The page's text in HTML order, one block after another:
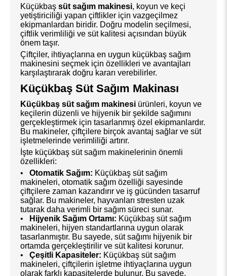
Küçükbaş süt sağım makinesi, koyun ve keçi
yetiştiriciliği yapan çiftlikler için vazgeçilmez
ekipmanlardan biridir. Doğru modelin seçilmesi,
çiftlik verimliliği ve süt kalitesi açısından büyük
önem taşır.
Çiftçiler, ihtiyaçlarına en uygun küçükbaş sağım
makinesini seçmek için özellikleri ve avantajları
karşılaştırarak doğru kararı verebilirler.
Küçükbaş Süt Sağım Makinası
Küçükbaş süt sağım makinesi ürünleri, koyun ve
keçilerin düzenli ve hijyenik bir şekilde sağımını
gerçekleştirmek için tasarlanmış özel ekipmanlardır.
Bu makineler, çiftçilere birçok avantaj sağlar ve süt
işletmelerinde verimliliği artırır.
İşte küçükbaş süt sağım makinelerinin önemli
özellikleri:
• Otomatik Sağım: Küçükbaş süt sağım
makineleri, otomatik sağım özelliği sayesinde
çiftçilere zaman kazandırır ve iş gücünden tasarruf
sağlar. Bu makineler, hayvanları stresten uzak
tutarak daha verimli bir sağım süreci sunar.
•
Hijyenik Sağım Ortamı: Küçükbaş süt sağım
makineleri, hijyen standartlarına uygun olarak
tasarlanmıştır. Bu sayede, süt sağımı hijyenik bir
ortamda gerçekleştirilir ve süt kalitesi korunur.
• Çeşitli Kapasiteler: Küçükbaş süt sağım
makineleri, çiftçilerin işletme ihtiyaçlarına uygun
olarak farklı kapasitelerde bulunur. Bu sayede,